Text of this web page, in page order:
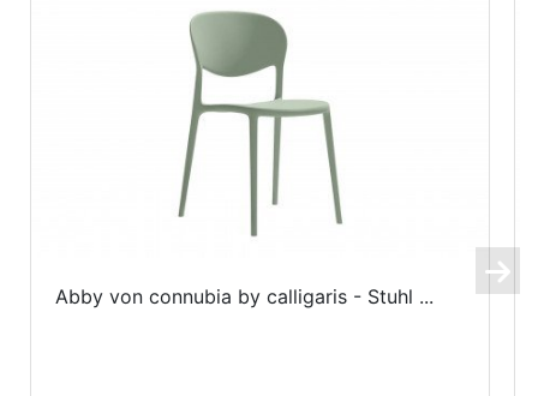
Abby von connubia by calligaris - Stuhl ...